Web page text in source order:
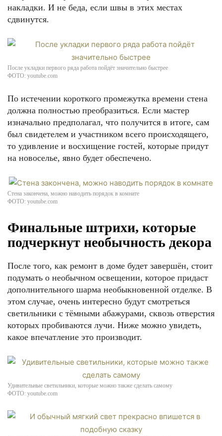
накладки. И не беда, если швы в этих местах
сдвинутся.
После укладки первого ряда работа пойдёт значительно быстрее
ФОТО: youtube.com
По истечении короткого промежутка времени стена
должна полностью преобразиться. Если мастер
изначально предполагал, что получится в итоге, сам
был свидетелем и участником всего происходящего,
то удивление и восхищение гостей, которые придут
на новоселье, явно будет обеспечено.
Стена закончена, можно наводить порядок в комнате
ФОТО: youtube.com
Финальные штрихи, которые
подчеркнут необычность декора
После того, как ремонт в доме будет завершён, стоит
подумать о необычном освещении, которое придаст
дополнительного шарма необыкновенной отделке. В
этом случае, очень интересно будут смотреться
светильники с тёмными абажурами, сквозь отверстия
которых пробиваются лучи. Ниже можно увидеть,
какое впечатление это производит.
Удивительные светильники, которые можно также сделать самому
ФОТО: youtube.com